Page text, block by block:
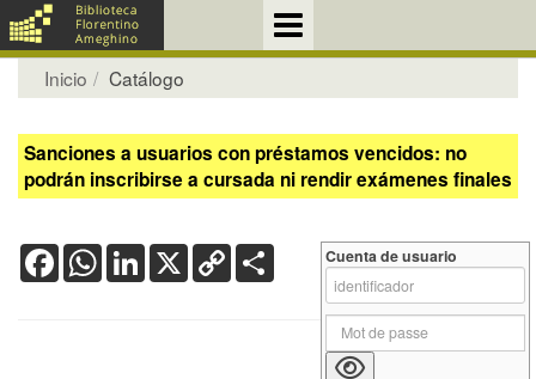
Inicio Catálogo
Sanciones a usuarios con préstamos vencidos: no
podrán inscribirse a cursada ni rendir exámenes finales
FacebookWhatsApp
LinkedIn
X Copy
Link
Cuenta de usuario